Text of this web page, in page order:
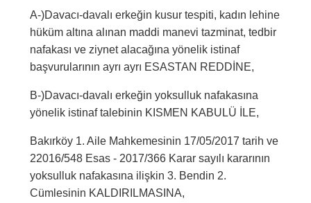
A-)Davacı-davalı erkeğin kusur tespiti, kadın lehine
hüküm altına alınan maddi manevi tazminat, tedbir
nafakası ve ziynet alacağına yönelik istinaf
başvurularının ayrı ayrı ESASTAN REDDİNE,
B-)Davacı-davalı erkeğin yoksulluk nafakasına
yönelik istinaf talebinin KISMEN KABULÜ İLE,
Bakırköy 1. Aile Mahkemesinin 17/05/2017 tarih ve
22016/548 Esas - 2017/366 Karar sayılı kararının
yoksulluk nafakasına ilişkin 3. Bendin 2.
Cümlesinin KALDIRILMASINA,